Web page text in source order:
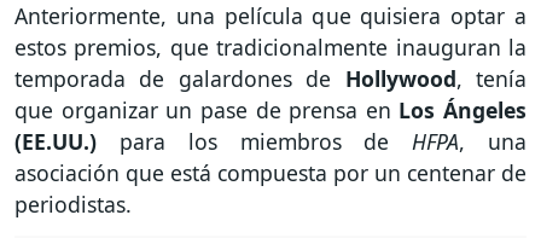
Anteriormente, una película que quisiera optar a
estos premios, que tradicionalmente inauguran la
temporada de galardones de Hollywood, tenía
que organizar un pase de prensa en Los Ángeles
(EE.UU.) para los miembros deHFPA, una
asociación que está compuesta por un centenar de
periodistas.